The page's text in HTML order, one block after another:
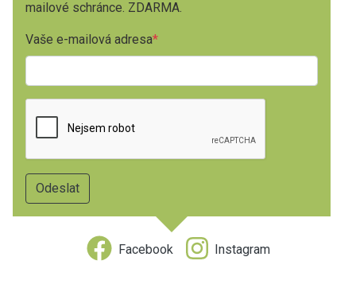
mailové schránce. ZDARMA.
Vaše e-mailová adresa
Facebook Instagram